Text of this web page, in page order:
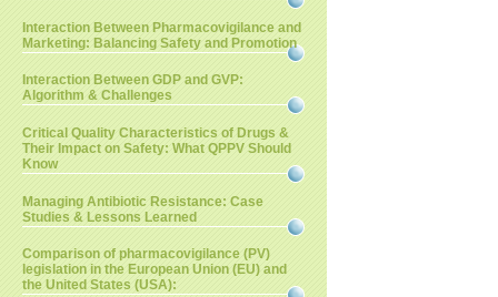
Interaction Between Pharmacovigilance and
Marketing: Balancing Safety and Promotion
Interaction Between GDP and GVP:
Algorithm & Challenges
Critical Quality Characteristics of Drugs &
Their Impact on Safety: What QPPV Should
Know
Managing Antibiotic Resistance: Case
Studies & Lessons Learned
Comparison of pharmacovigilance (PV)
legislation in the European Union (EU) and
the United States (USA):